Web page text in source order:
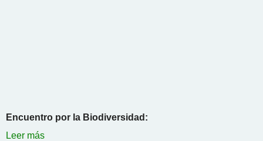
Encuentro por la Biodiversidad:
Leer más